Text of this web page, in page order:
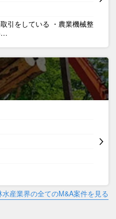
引をしている ・農業機械整
…
水産業界の全てのM&A案件を見る